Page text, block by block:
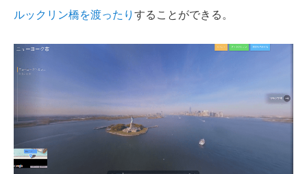
ルックリン橋を渡ったり することができる。